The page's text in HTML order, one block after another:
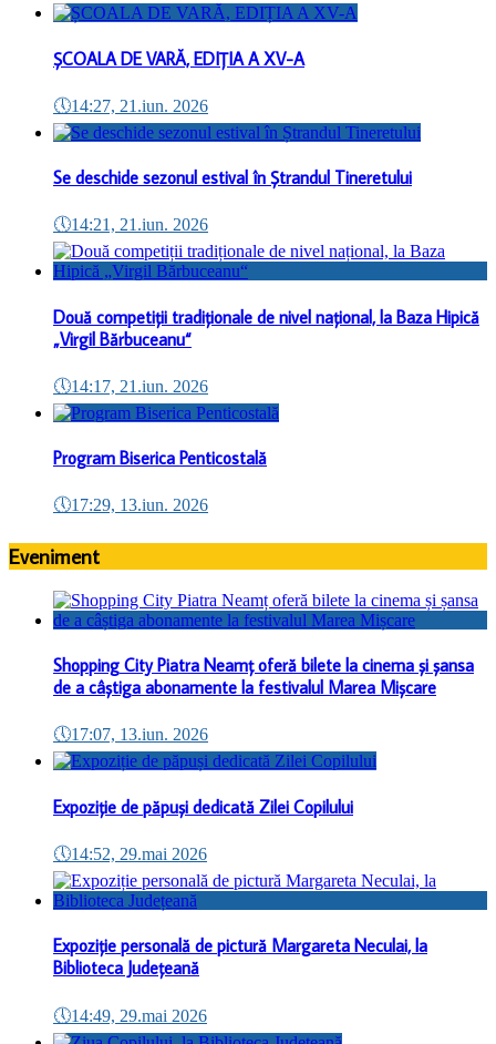
ȘCOALA DE VARĂ, EDIȚIA A XV-A
🕔14:27, 21.iun. 2026
Se deschide sezonul estival în Ștrandul Tineretului
🕔14:21, 21.iun. 2026
Două competiții tradiționale de nivel național, la Baza Hipică
„Virgil Bărbuceanu“
🕔14:17, 21.iun. 2026
Program Biserica Penticostală
🕔17:29, 13.iun. 2026
Eveniment
Shopping City Piatra Neamț oferă bilete la cinema și șansa
de a câștiga abonamente la festivalul Marea Mișcare
🕔17:07, 13.iun. 2026
Expoziție de păpuși dedicată Zilei Copilului
🕔14:52, 29.mai 2026
Expoziție personală de pictură Margareta Neculai, la
Biblioteca Județeană
🕔14:49, 29.mai 2026